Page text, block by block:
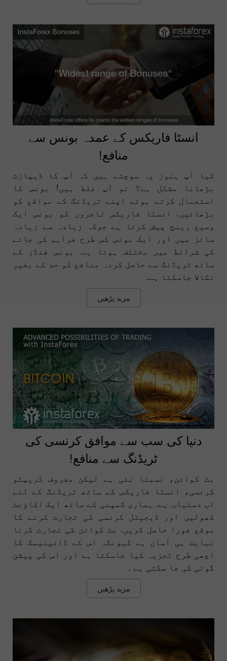
انسٹا فاریکس کے عمدہ بونس سے
منافع!
کیا آپ ہنوز یہ سوچتے ہیں کہ آپ کا ڈیپازٹ
بڑھانا مشکل ہے؟ تو آپ غلط ہیں! بونس کا
استعمال کرتے ہوئے اپنے ٹریڈنگ کے مواقع کو
بڑھائیں. انسٹا فاریکس تاجروں کو بونس ایک
وسیع رینج پیش کرتا ہے جوکہ زیادہ سے زیادہ
سائز میں اور ایک بونس کس طرح فراہم کی جائے
کی شرائط میں مختلف ہوتا ہے. بونس فنڈز کے
ساتھ ٹریڈنگ سے حاصل کردہ منافع کو حد کے بغیر
نکالا جاسکتا ہے.
مزید پڑھیں
دنیا کی سب سے موافق کرنسی کی
ٹریڈنگ سے منافع!
بٹ کوائن، نسبتا نئی ہے لیکن معروف کریپٹو
کرنسی، انسٹا فاریکس کے ساتھ ٹریڈنگ کے لئے
اب دستیاب ہے. ہماری کمپنی کے ساتھ ایک اکاؤنٹ
کھولیں اور ڈیجیٹل کرنسی کی تجارت کرنے کا
موقع فورا حاصل کریں. بٹ کوائن کی تجارت کرنا
نہایت ہی آسان ہے کیونکہ اس کے ڈائینیمک کا
اچھی طرح تجزیہ کیا جاسکتا ہے اور اس کی پیشن
گوئی کی جا سکتی ہے .
مزید پڑھیں